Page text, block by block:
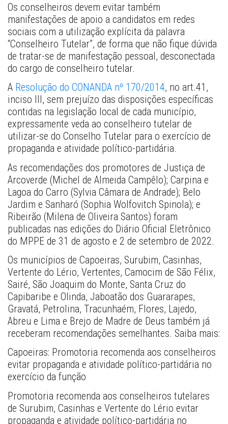
Os conselheiros devem evitar também
manifestações de apoio a candidatos em redes
sociais com a utilização explícita da palavra
“Conselheiro Tutelar”, de forma que não fique dúvida
de tratar-se de manifestação pessoal, desconectada
do cargo de conselheiro tutelar.
A Resolução do CONANDA nº 170/2014, no art.41,
inciso III, sem prejuízo das disposições específicas
contidas na legislação local de cada município,
expressamente veda ao conselheiro tutelar de
utilizar-se do Conselho Tutelar para o exercício de
propaganda e atividade político-partidária.
As recomendações dos promotores de Justiça de
Arcoverde (Michel de Almeida Campêlo); Carpina e
Lagoa do Carro (Sylvia Câmara de Andrade); Belo
Jardim e Sanharó (Sophia Wolfovitch Spinola); e
Ribeirão (Milena de Oliveira Santos) foram
publicadas nas edições do Diário Oficial Eletrônico
do MPPE de 31 de agosto e 2 de setembro de 2022.
Os municípios de Capoeiras, Surubim, Casinhas,
Vertente do Lério, Vertentes, Camocim de São Félix,
Sairé, São Joaquim do Monte, Santa Cruz do
Capibaribe e Olinda, Jaboatão dos Guararapes,
Gravatá, Petrolina, Tracunhaém, Flores, Lajedo,
Abreu e Lima e Brejo de Madre de Deus também já
receberam recomendações semelhantes. Saiba mais:
Capoeiras: Promotoria recomenda aos conselheiros
evitar propaganda e atividade político-partidária no
exercício da função
Promotoria recomenda aos conselheiros tutelares
de Surubim, Casinhas e Vertente do Lério evitar
propaganda e atividade político-partidária no